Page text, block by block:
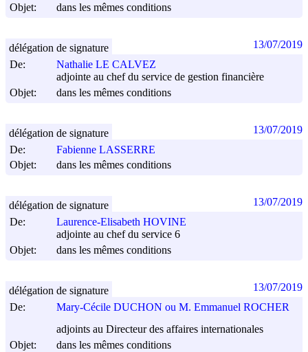
Objet:
dans les mêmes conditions
De:
Nathalie LE CALVEZ
adjointe au chef du service de gestion financière
Objet:
dans les mêmes conditions
délégation de signature 13/07/2019
De:
Fabienne LASSERRE
Objet:
dans les mêmes conditions
délégation de signature 13/07/2019
De:
Laurence-Elisabeth HOVINE
adjointe au chef du service 6
Objet:
dans les mêmes conditions
délégation de signature 13/07/2019
De:
Mary-Cécile DUCHON ou M. Emmanuel ROCHER
adjoints au Directeur des affaires internationales
Objet:
dans les mêmes conditions
délégation de signature 13/07/2019